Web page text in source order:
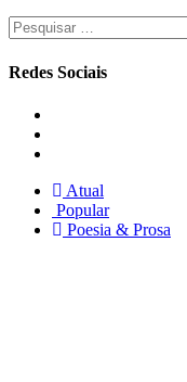
Pesquisar
por:
Redes Sociais
Atual
Popular
Poesia & Prosa